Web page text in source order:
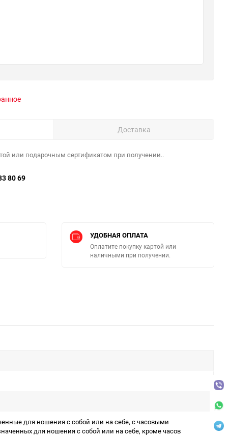
Доставка
или подарочным сертификатом при получении..
80 69
УДОБНАЯ ОПЛАТА
Оплатите покупку картой или
наличными при получении.
для ношения с собой или на себе, с часовыми
для ношения с собой или на себе, кроме часов